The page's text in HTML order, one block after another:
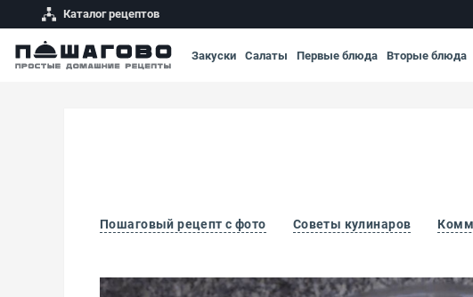
Каталог рецептов
Закуски Салаты Первые блюда Вторые блюда
Пошаговый рецепт с фото Советы кулинаров
Оливье по-царски